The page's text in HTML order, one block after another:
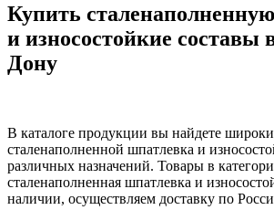
Купить
и износостойкие составы
Дону
В каталоге продукции вы найдете
сталенаполненной шпатлевка и
различных назначений. Товары в
сталенаполненная шпатлевка и
наличии, осуществляем доставку по